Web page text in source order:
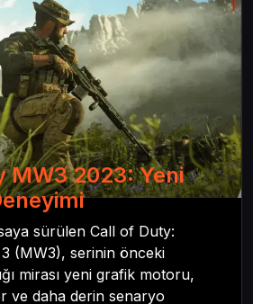
MW3 2023: Yeni
sürülen Call of Duty:
(MW3), serinin önceki
mirası yeni grafik motoru,
ve daha derin senaryo